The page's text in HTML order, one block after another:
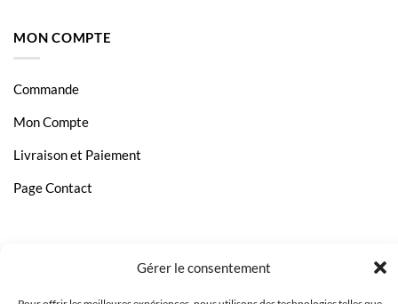
Gérer le consentement
MON COMPTE
Commande
Mon Compte
Livraison et Paiement
Page Contact